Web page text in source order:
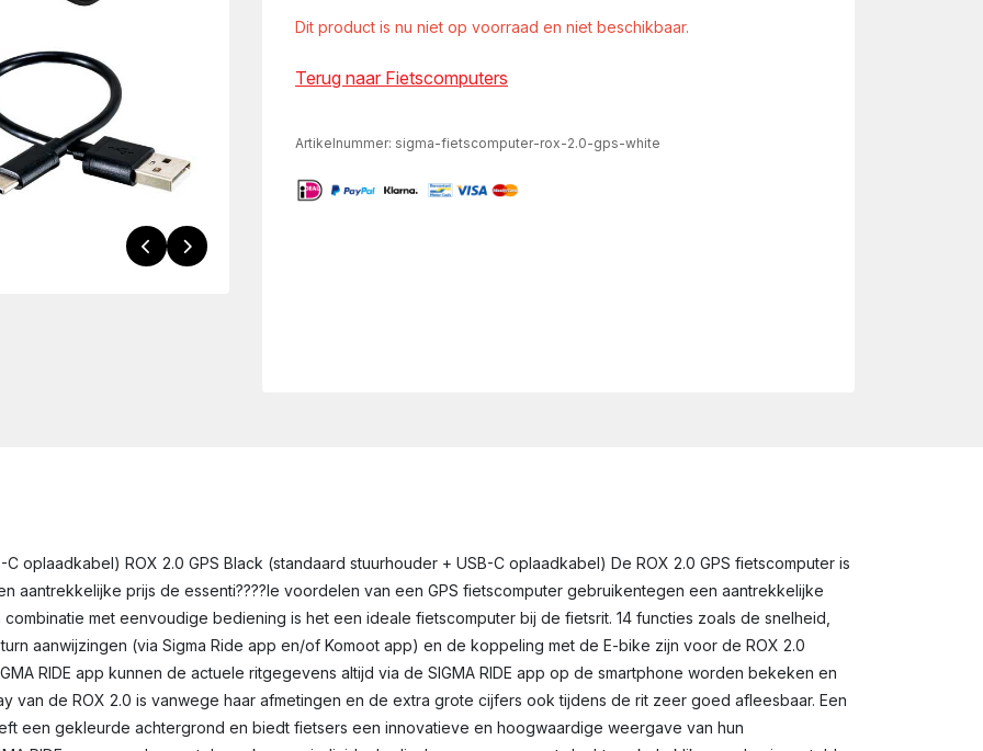
Dit product is nu niet op voorraad en niet beschikbaar.
Terug naar Fietscomputers
Artikelnummer: sigma-fietscomputer-rox-2.0-gps-white
oplaadkabel) ROX 2.0 GPS Black (standaard stuurhouder + USB-C oplaadkabel) De ROX 2.0 GPS fietscomputer is
aantrekkelijke prijs de essenti????le voordelen van een GPS fietscomputer gebruikentegen een aantrekkelijke
met eenvoudige bediening is het een ideale fietscomputer bij de fietsrit. 14 functies zoals de snelheid,
aanwijzingen (via Sigma Ride app en/of Komoot app) en de koppeling met de E-bike zijn voor de ROX 2.0
RIDE app kunnen de actuele ritgegevens altijd via de SIGMA RIDE app op de smartphone worden bekeken en
van de ROX 2.0 is vanwege haar afmetingen en de extra grote cijfers ook tijdens de rit zeer goed afleesbaar. Een
een gekleurde achtergrond en biedt fietsers een innovatieve en hoogwaardige weergave van hun